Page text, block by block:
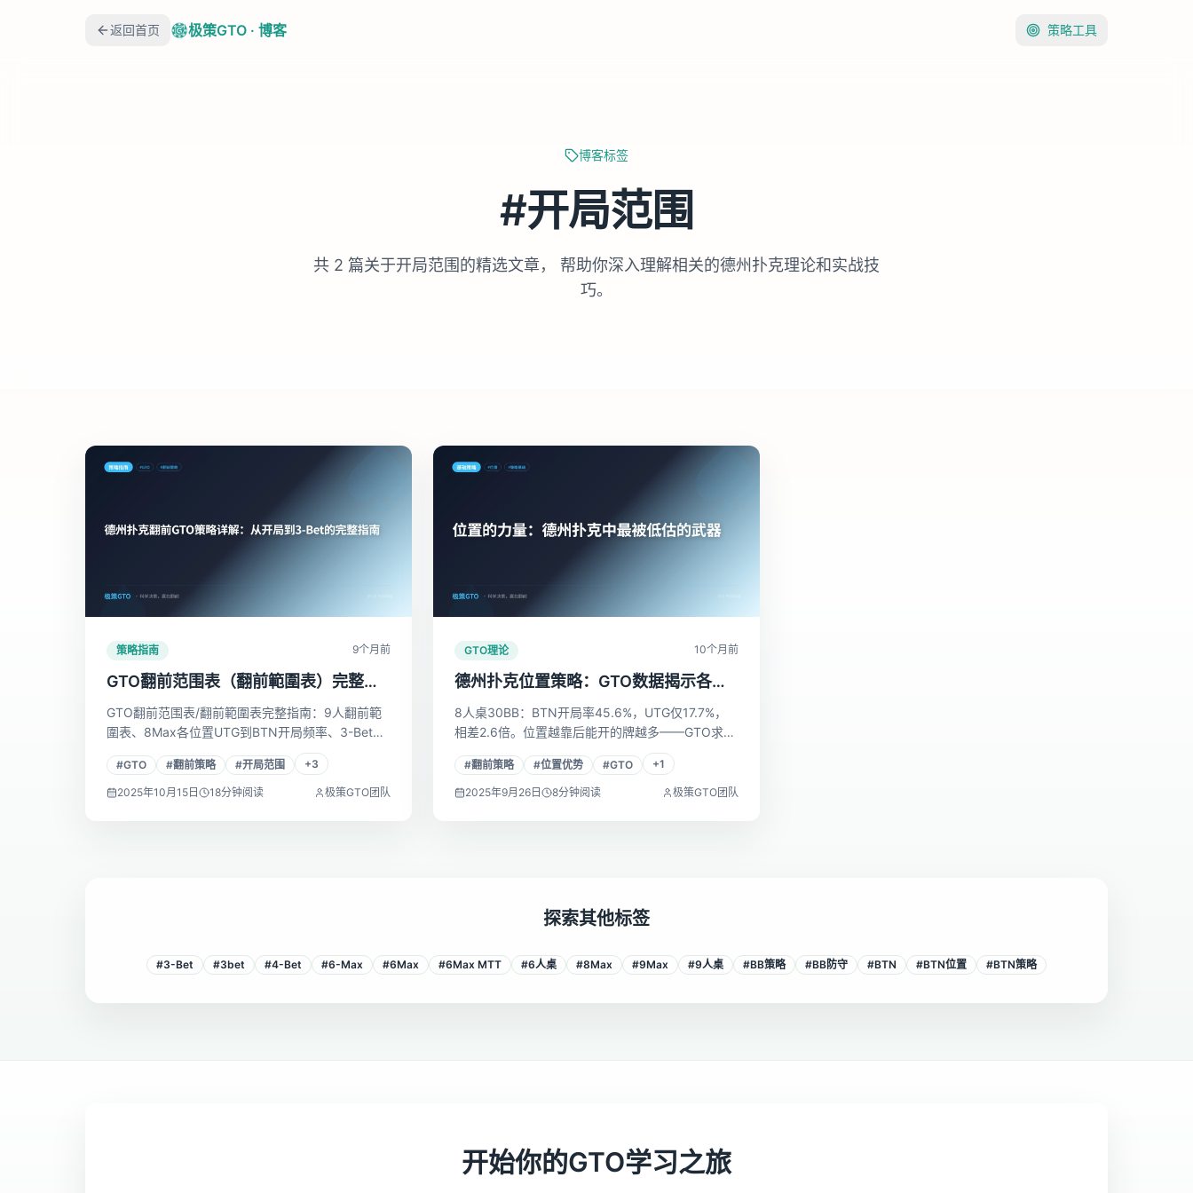
返回首页 极策GTO · 博客 策略工具
博客标签
#开局范围
共 2 篇关于开局范围的精选文章， 帮助你深入理解相关的德州扑克理论和实战技
巧。
策略指南 9个月前
GTO翻前范围表（翻前範圍表）完整
版：9人桌/8人桌各位置开局策略
GTO翻前范围表/翻前範圍表完整指南：9人翻前範
圍表、8Max各位置UTG到BTN开局频率、3-Bet及
跟注范围，数据来自GTO求解器，简繁均适用，直
接用于MTT实战。
#GTO #翻前策略 #开局范围 +3
2025年10月15日 18分钟阅读 极策GTO团队
GTO理论 10个月前
德州扑克位置策略：GTO数据揭示各位
置开局率差距
8人桌30BB：BTN开局率45.6%，UTG仅17.7%，
相差2.6倍。位置越靠后能开的牌越多——GTO求解
器数据量化各位置差距，帮你知道该紧还是该松。
#翻前策略 #位置优势 #GTO +1
2025年9月26日 8分钟阅读 极策GTO团队
探索其他标签
#3-Bet #3bet #4-Bet #6-Max #6Max #6Max MTT #6人桌 #8Max #9Max #9人桌 #BB策略 #BB防守 #BTN #BTN位置 #BTN策略
开始你的GTO学习之旅